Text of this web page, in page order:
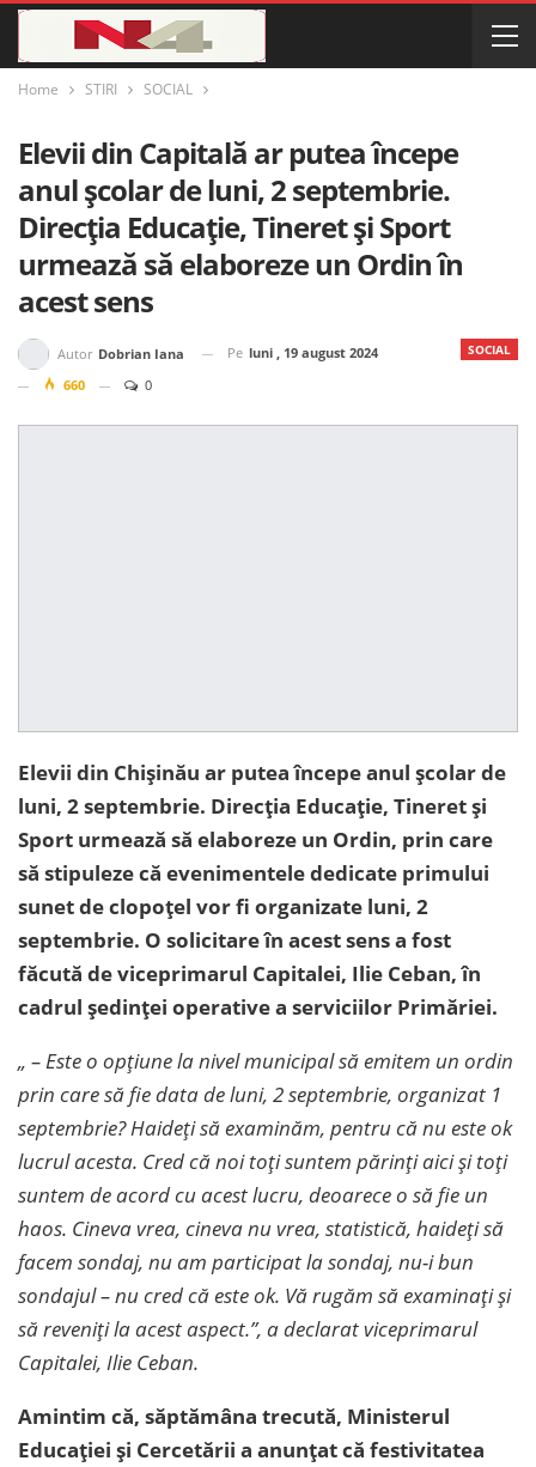
Home STIRI SOCIAL
Elevii din Capitală ar putea începe
anul școlar de luni, 2 septembrie.
Direcția Educație, Tineret și Sport
urmează să elaboreze un Ordin în
acest sens
SOCIAL
Autor Dobrian Iana Pe luni , 19 august 2024
660
0
Elevii din Chișinău ar putea începe anul școlar de
luni, 2 septembrie. Direcția Educație, Tineret și
Sport urmează să elaboreze un Ordin, prin care
să stipuleze că evenimentele dedicate primului
sunet de clopoțel vor fi organizate luni, 2
septembrie. O solicitare în acest sens a fost
făcută de viceprimarul Capitalei, Ilie Ceban, în
cadrul ședinței operative a serviciilor Primăriei.
„ – Este o opțiune la nivel municipal să emitem un ordin
prin care să fie data de luni, 2 septembrie, organizat 1
septembrie? Haideți să examinăm, pentru că nu este ok
lucrul acesta. Cred că noi toți suntem părinți aici și toți
suntem de acord cu acest lucru, deoarece o să fie un
haos. Cineva vrea, cineva nu vrea, statistică, haideți să
facem sondaj, nu am participat la sondaj, nu-i bun
sondajul – nu cred că este ok. Vă rugăm să examinați și
să reveniți la acest aspect.”, a declarat viceprimarul
Capitalei, Ilie Ceban.
Amintim că, săptămâna trecută, Ministerul
Educației și Cercetării a anunțat că festivitatea